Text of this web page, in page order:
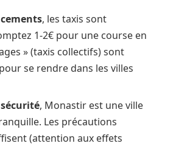
, les taxis sont
1-2€ pour une course en
» (taxis collectifs) sont
se rendre dans les villes
sécurité, Monastir est une ville
Les précautions
(attention aux effets